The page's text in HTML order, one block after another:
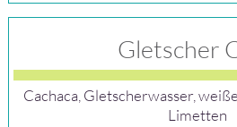
Gletscher
Cachaca, Gletscherwasser,
Limetten